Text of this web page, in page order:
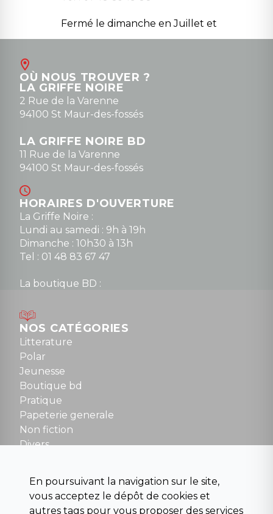
Fermé le dimanche en Juillet et
Août
contact@la-griffe-noire.com
0148836747
OÙ NOUS TROUVER ?
LA GRIFFE NOIRE
2 Rue de la Varenne
94100 St Maur-des-fossés
LA GRIFFE NOIRE BD
11 Rue de la Varenne
94100 St Maur-des-fossés
HORAIRES D'OUVERTURE
La Griffe Noire :
Lundi au samedi : 9h à 19h
Dimanche : 10h30 à 13h
Tel : 01 48 83 67 47
La boutique BD :
Mardi au samedi : 10h à 13h / 14h à 19h
Dimanche : 10h30 à 12h30
Tel : 01 48 89 13 88
NOUS CONTACTER
contact@la-griffe-noire.com
NOS CATÉGORIES
Litterature
Polar
Jeunesse
Boutique bd
Pratique
Papeterie generale
Non fiction
Divers
Para scolaire
Histoire
En poursuivant la navigation sur le site,
vous acceptez le dépôt de cookies et
autres tags pour vous proposer des services